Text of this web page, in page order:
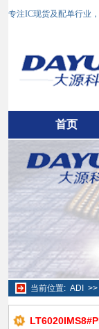
专注IC现货及配单行业
首页
当前位置: ADI >>